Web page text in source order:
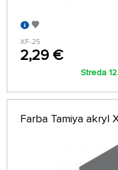
XF-25
2,29 €
Streda
Farba Tamiya akryl